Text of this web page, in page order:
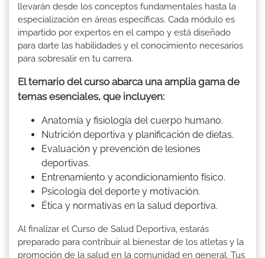
llevarán desde los conceptos fundamentales hasta la
especialización en áreas específicas. Cada módulo es
impartido por expertos en el campo y está diseñado
para darte las habilidades y el conocimiento necesarios
para sobresalir en tu carrera.
El temario del curso abarca una amplia gama de
temas esenciales, que incluyen:
Anatomía y fisiología del cuerpo humano.
Nutrición deportiva y planificación de dietas.
Evaluación y prevención de lesiones
deportivas.
Entrenamiento y acondicionamiento físico.
Psicología del deporte y motivación.
Ética y normativas en la salud deportiva.
Al finalizar el Curso de Salud Deportiva, estarás
preparado para contribuir al bienestar de los atletas y la
promoción de la salud en la comunidad en general. Tus